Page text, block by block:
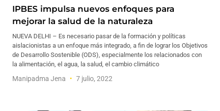
IPBES impulsa nuevos enfoques para
mejorar la salud de la naturaleza
NUEVA DELHI – Es necesario pasar de la formación y políticas
aislacionistas a un enfoque más integrado, a fin de lograr los Objetivos
de Desarrollo Sostenible (ODS), especialmente los relacionados con
la alimentación, el agua, la salud, el cambio climático
Manipadma Jena 7 julio, 2022